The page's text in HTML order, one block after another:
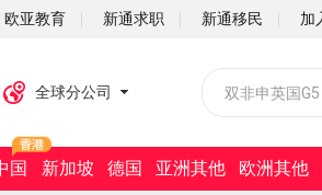
欧亚教育 新通求职 新通移民 加
社
全球分公司
国 新加坡 德国 亚洲其他 欧洲其他